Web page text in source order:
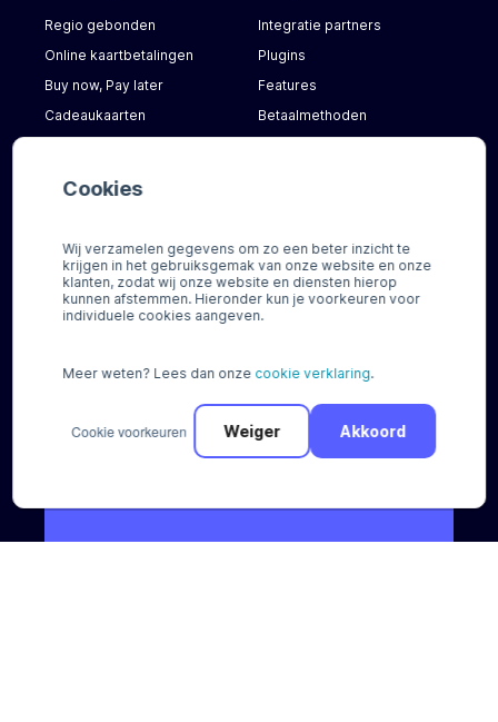
Cookies
Wij verzamelen gegevens om zo een beter inzicht te
krijgen in het gebruiksgemak van onze website en onze
klanten, zodat wij onze website en diensten hierop
kunnen afstemmen. Hieronder kun je voorkeuren voor
individuele cookies aangeven.
Meer weten? Lees dan onze cookie verklaring.
Cookie voorkeuren Akkoord
Weiger
Regio gebonden
Online kaartbetalingen
Buy now, Pay later
Cadeaukaarten
Integratie partners
Plugins
Features
Betaalmethoden
Nieuws
Werken bij
FAQ
Voor consumenten